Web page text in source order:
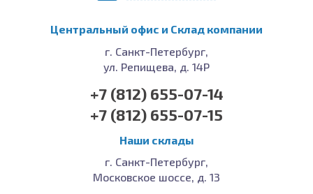
Центральный офис и Cклад компании
г. Санкт-Петербург,
ул. Репищева, д. 14Р
+7 (812) 655-07-14
+7 (812) 655-07-15
Наши склады
г. Санкт-Петербург,
Московское шоссе, д. 13